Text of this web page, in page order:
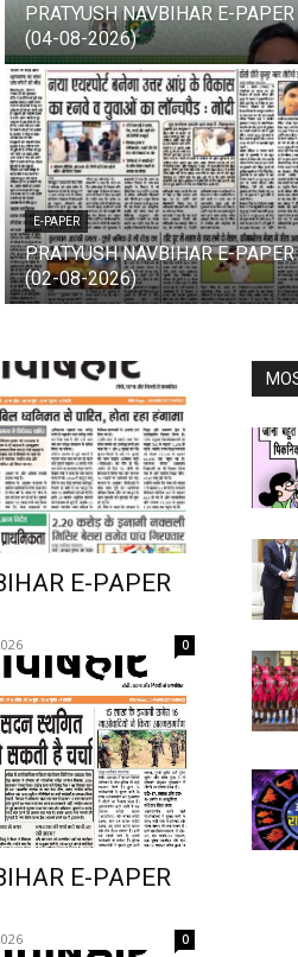
PRATYUSH NAVBIHAR E-PAPER
(04-08-2026)
E-PAPER
PRATYUSH NAVBIHAR E-PAPER
(02-08-2026)
E-PAPER
0
E-PAPER
0